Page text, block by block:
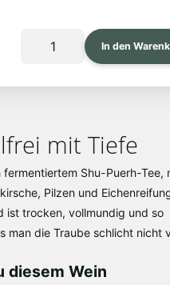
In den
mit Tiefe
fermentiertem Shu-Puerh-Tee,
Pilzen und
ist trocken, vollmundig und so
man die Traube schlicht nicht
diesem Wein